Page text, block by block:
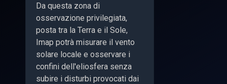
Da questa zona di
osservazione privilegiata,
posta tra la Terra e il Sole,
Imap potrà misurare il vento
solare locale e osservare i
confini dell'eliosfera senza
subire i disturbi provocati dai